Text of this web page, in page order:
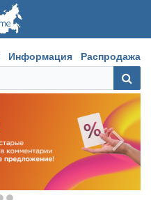
Информация Распродажа